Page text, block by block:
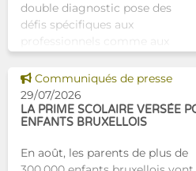
double diagnostic pose des
défis spécifiques aux
professionnels comme aux
Tam-Tam apporte une réponse
concrète avec une formation
dest
Voir cette news
Communiqués de presse
29/07/2026
LA PRIME SCOLAIRE VERSÉE
ENFANTS BRUXELLOIS
En août, les parents de plus de